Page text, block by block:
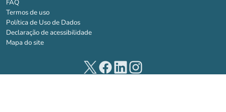
FAQ
Termos de uso
Política de Uso de Dados
Declaração de acessibilidade
Mapa do site
(novo separador)
(novo separador)
(novo separador)